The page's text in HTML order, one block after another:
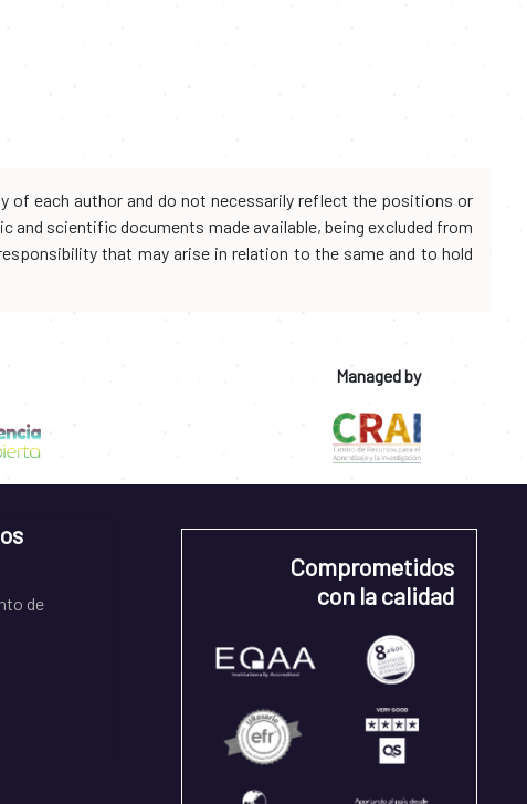
of each author and do not necessarily reflect the positions or
scientific documents made available, being excluded from
that may arise in relation to the same and to hold
Managed by
de
Comprometidos
con la calidad